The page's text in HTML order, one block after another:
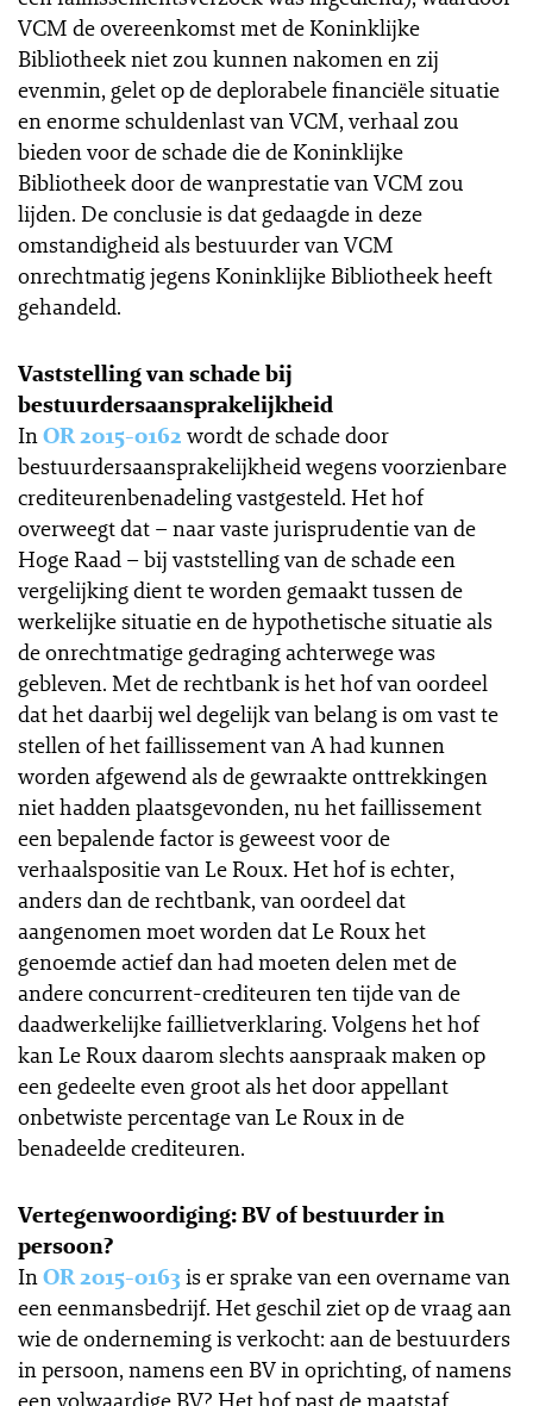
VCM de overeenkomst met de Koninklijke
Bibliotheek niet zou kunnen nakomen en zij
evenmin, gelet op de deplorabele financiële situatie
en enorme schuldenlast van VCM, verhaal zou
bieden voor de schade die de Koninklijke
Bibliotheek door de wanprestatie van VCM zou
lijden. De conclusie is dat gedaagde in deze
omstandigheid als bestuurder van VCM
onrechtmatig jegens Koninklijke Bibliotheek heeft
gehandeld.
Vaststelling van schade bij
bestuurdersaansprakelijkheid
InOR 2015-0162 wordt de schade door
bestuurdersaansprakelijkheid wegens voorzienbare
crediteurenbenadeling vastgesteld. Het hof
overweegt dat – naar vaste jurisprudentie van de
Hoge Raad – bij vaststelling van de schade een
vergelijking dient te worden gemaakt tussen de
werkelijke situatie en de hypothetische situatie als
de onrechtmatige gedraging achterwege was
gebleven. Met de rechtbank is het hof van oordeel
dat het daarbij wel degelijk van belang is om vast te
stellen of het faillissement van A had kunnen
worden afgewend als de gewraakte onttrekkingen
niet hadden plaatsgevonden, nu het faillissement
een bepalende factor is geweest voor de
verhaalspositie van Le Roux. Het hof is echter,
anders dan de rechtbank, van oordeel dat
aangenomen moet worden dat Le Roux het
genoemde actief dan had moeten delen met de
andere concurrent-crediteuren ten tijde van de
daadwerkelijke faillietverklaring. Volgens het hof
kan Le Roux daarom slechts aanspraak maken op
een gedeelte even groot als het door appellant
onbetwiste percentage van Le Roux in de
benadeelde crediteuren.
Vertegenwoordiging: BV of bestuurder in
persoon?
InOR 2015-0163is er sprake van een overname van
een eenmansbedrijf. Het geschil ziet op de vraag aan
wie de onderneming is verkocht: aan de bestuurders
in persoon, namens een BV in oprichting, of namens
een volwaardige BV? Het hof past de maatstaf